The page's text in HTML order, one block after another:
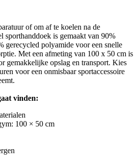
of om af te koelen na de
sporthanddoek is gemaakt van 90%
gerecycled polyamide voor een snelle
Met een afmeting van 100 x 50 cm is
gemakkelijke opslag en transport. Kies
voor een onmisbaar sportaccessoire
vinden:
100 × 50 cm